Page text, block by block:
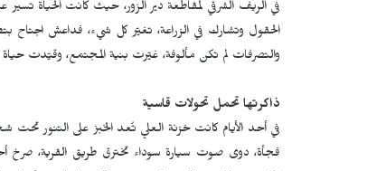
في الريف الشرقي لمقاطعة دير الزور، حيث كانت الحياة تسير
الحقول وتشارك في الزراعة، تغيّر كل شيء، فداعش اجتاح
والتصرفات لم تكن مألوفة، غيّرت بنية المجتمع، وقيّدت
ذاكرتها تحمل تحولات قاسية
في أحد الأيام كانت خزنة العلي تُعد الخبز على التنور
فجأة، دوى صوت سيارة سوداء تخترق طريق القرية، صرخ